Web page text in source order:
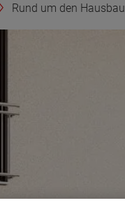
Rund um den Hausbau